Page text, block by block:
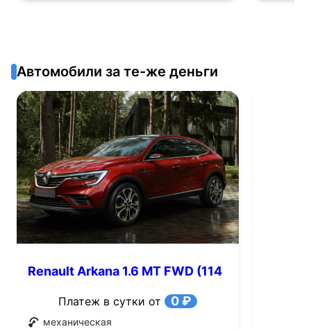
Автомобили за те-же деньги
Renault Arkana 1.6 MT FWD (114
Платеж в сутки от 0 ₽
механическая